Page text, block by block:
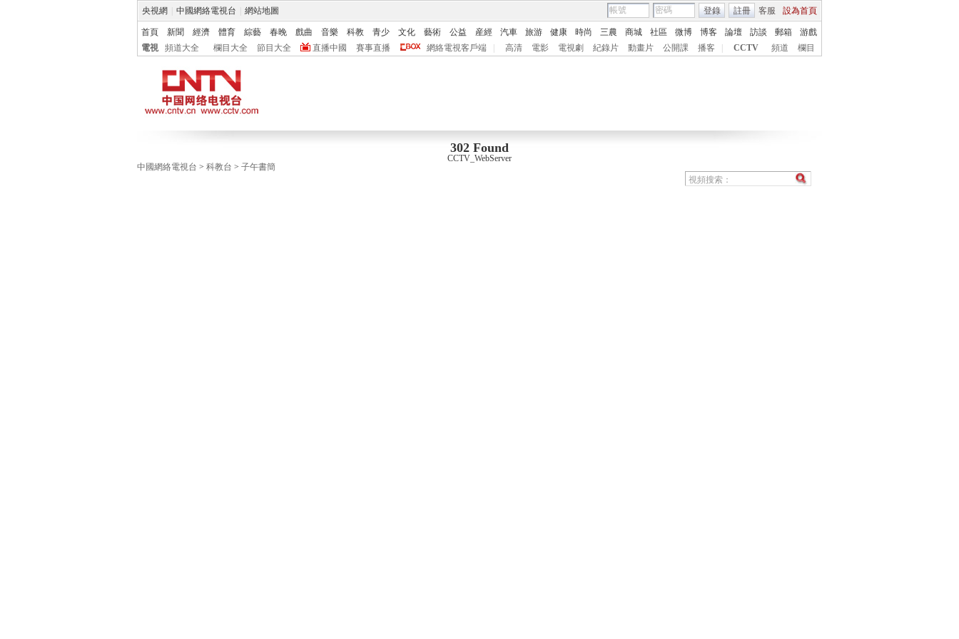
央視網 中國網絡電視台 網站地圖 客服 設為首頁
登錄 註冊
首頁 新聞 經濟 體育 綜藝 春晚 戲曲 音樂 科教 青少 文化 藝術 公益 産經 汽車 旅游 健康 時尚 三農 商城 社區 微博 博客 論壇 訪談 郵箱
游戲
電視
頻道大全 欄目大全 節目大全 直播中國 賽事直播 網絡電視客戶端 高清 電影 電視劇 紀錄片 動畫片 公開課 播客 CCTV 頻道 欄目
302 Found
CCTV_WebServer
中國網絡電視台 > 科教台 > 子午書簡